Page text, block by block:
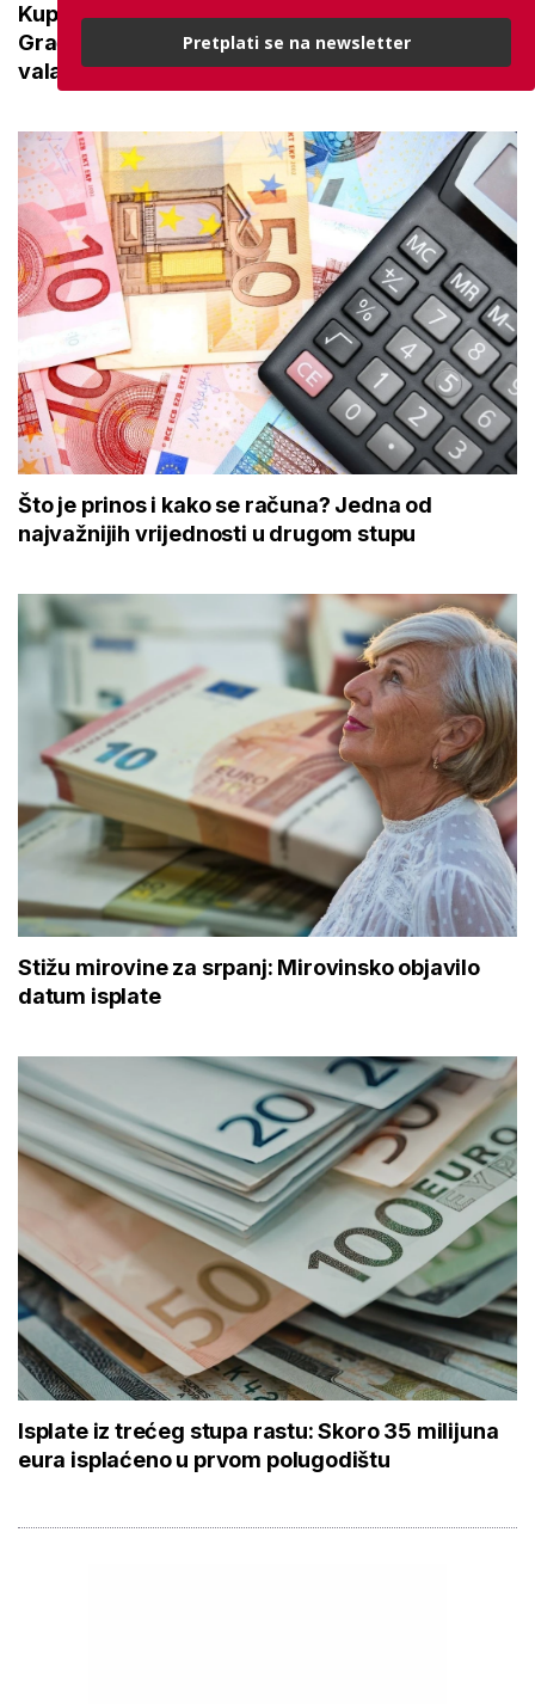
Kupanje u ovom gradu i sutra besplatno:
Građani se mogu ohladiti tijekom toplinskog
vala
Što je prinos i kako se računa? Jedna od
najvažnijih vrijednosti u drugom stupu
Stižu mirovine za srpanj: Mirovinsko objavilo
datum isplate
Isplate iz trećeg stupa rastu: Skoro 35 milijuna
eura isplaćeno u prvom polugodištu
Pretplati se na newsletter